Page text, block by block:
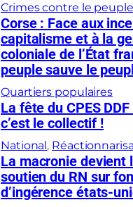
Crimes contre le peuple
Corse : Face aux
capitalisme et à la
coloniale de l’État
peuple sauve le
Quartiers populaires
La fête du CPES
c’est le collectif !
National,
La macronie devient
soutien du RN sur
d’ingérence états-